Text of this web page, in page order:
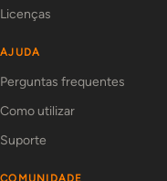
Licenças
AJUDA
Perguntas frequentes
Como utilizar
Suporte